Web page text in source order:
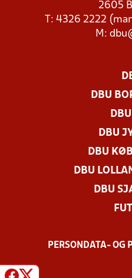
2605
T: 4326 2222
M:
DBU
DBU
DBU
DBU
DBU
PERSONDATA- OG